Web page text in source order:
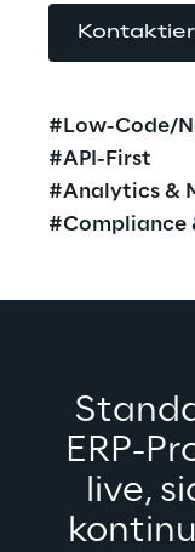
#Low-Code/
#API-First
#Analytics &
#Compliance
ERP-
live,